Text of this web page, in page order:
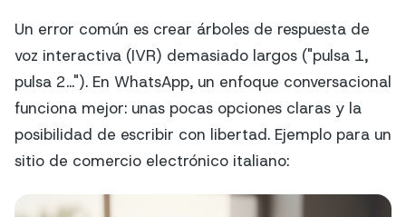
Un error común es crear árboles de respuesta de
voz interactiva (IVR) demasiado largos ("pulsa 1,
pulsa 2..."). En WhatsApp, un enfoque conversacional
funciona mejor: unas pocas opciones claras y la
posibilidad de escribir con libertad. Ejemplo para un
sitio de comercio electrónico italiano: